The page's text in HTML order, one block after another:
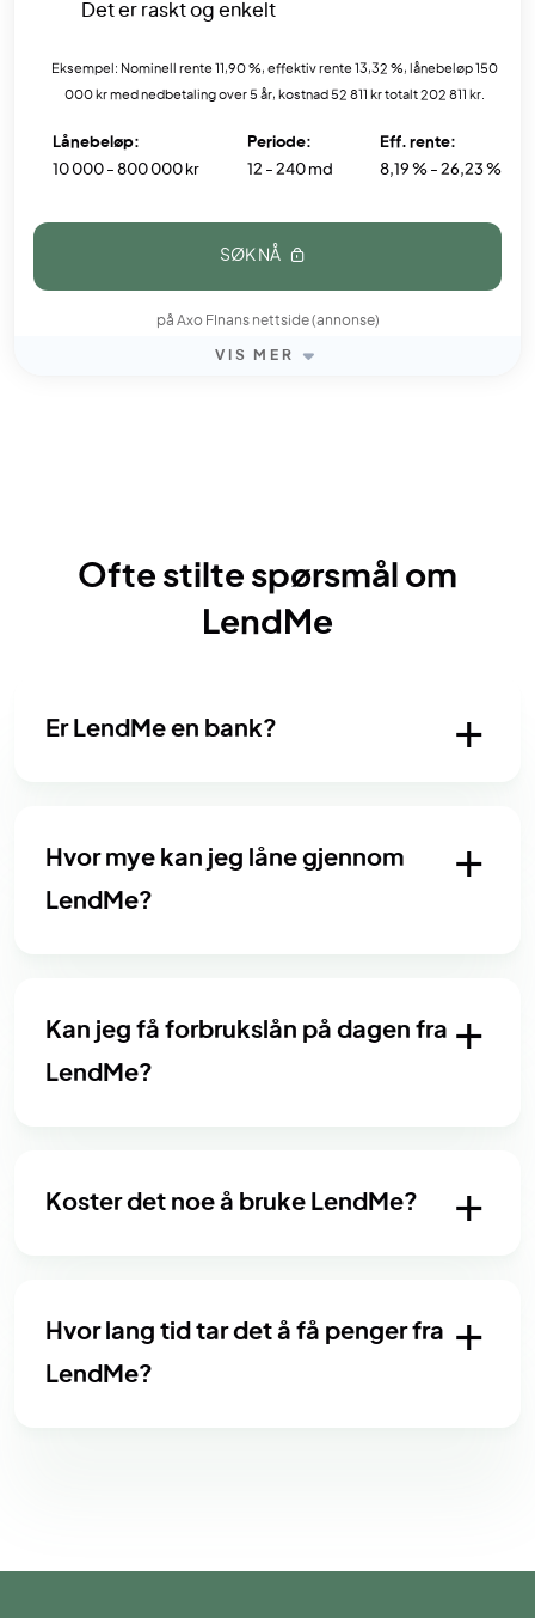
Det er raskt og enkelt
Eksempel: Nominell rente 11,90 %, effektiv rente 13,32 %, lånebeløp 150
000 kr med nedbetaling over 5 år, kostnad 52 811 kr totalt 202 811 kr.
Lånebeløp:
10 000 - 800 000 kr
Periode:
12 - 240 md
Eff. rente:
8,19 % - 26,23 %
SØK NÅ
på Axo FInans nettside (annonse)
VIS MER
Ofte stilte spørsmål om
LendMe
Er LendMe en bank?
Hvor mye kan jeg låne gjennom
LendMe?
Kan jeg få forbrukslån på dagen fra
LendMe?
Koster det noe å bruke LendMe?
Hvor lang tid tar det å få penger fra
LendMe?